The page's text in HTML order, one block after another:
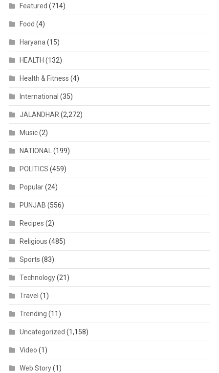
Featured (714)
Food (4)
Haryana(15)
HEALTH (132)
Health & Fitness (4)
International (35)
JALANDHAR(2,272)
Music(2)
NATIONAL(199)
POLITICS (459)
Popular(24)
PUNJAB (556)
Recipes (2)
Religious (485)
Sports (83)
Technology(21)
Travel (1)
Trending (11)
Uncategorized (1,158)
Video (1)
Web Story(1)